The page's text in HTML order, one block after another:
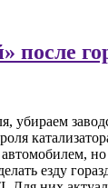
после
убираем
езду